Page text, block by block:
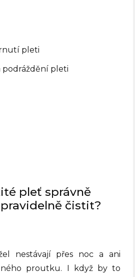
pleti
podráždění pleti
pleť správně
čistit?
nestávají přes noc a ani
proutku. I když by to